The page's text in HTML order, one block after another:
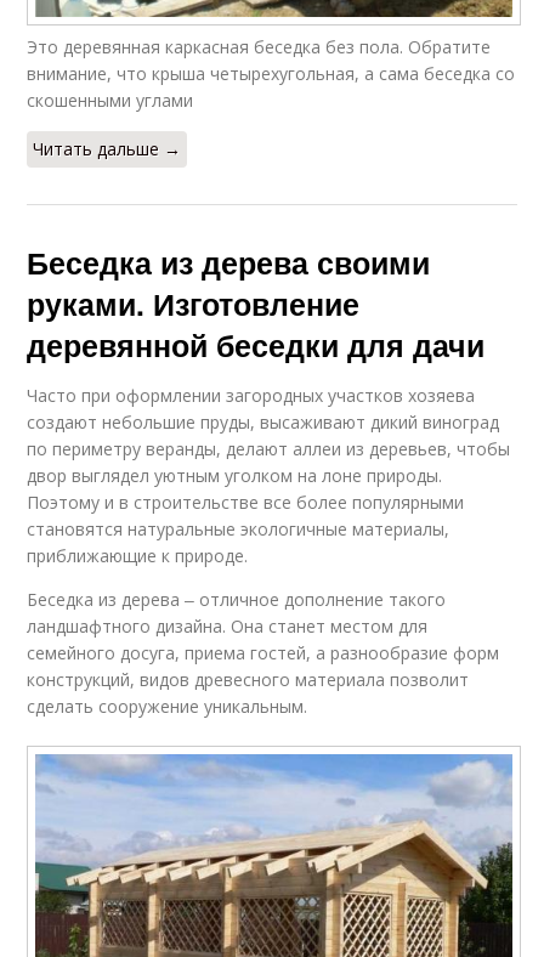
Это деревянная каркасная беседка без пола. Обратите
внимание, что крыша четырехугольная, а сама беседка со
скошенными углами
Читать дальше →
Беседка из дерева своими
руками. Изготовление
деревянной беседки для дачи
Часто при оформлении загородных участков хозяева
создают небольшие пруды, высаживают дикий виноград
по периметру веранды, делают аллеи из деревьев, чтобы
двор выглядел уютным уголком на лоне природы.
Поэтому и в строительстве все более популярными
становятся натуральные экологичные материалы,
приближающие к природе.
Беседка из дерева ‒ отличное дополнение такого
ландшафтного дизайна. Она станет местом для
семейного досуга, приема гостей, а разнообразие форм
конструкций, видов древесного материала позволит
сделать сооружение уникальным.